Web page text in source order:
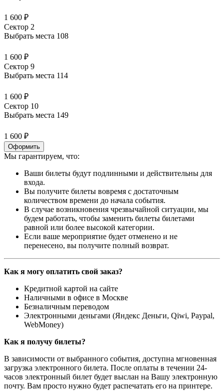
1 600 ₽
Сектор 2
Выбрать места 108
1 600 ₽
Сектор 9
Выбрать места 114
1 600 ₽
Сектор 10
Выбрать места 149
1 600 ₽
Оформить
Мы гарантируем, что:
Ваши билеты будут подлинными и действительны для
входа.
Вы получите билеты вовремя с достаточным
количеством времени до начала события.
В случае возникновения чрезвычайной ситуации, мы
будем работать, чтобы заменить билеты билетами
равной или более высокой категории.
Если ваше мероприятие будет отменено и не
перенесено, вы получите полный возврат.
Как я могу оплатить свой заказ?
Кредитной картой на сайте
Наличными в офисе в Москве
Безналичным переводом
Электронными деньгами (Яндекс Деньги, Qiwi, Paypal,
WebMoney)
Как я получу билеты?
В зависимости от выбранного события, доступна мгновенная
загрузка электронного билета. После оплаты в течении 24-
часов электронный билет будет выслан на Вашу электронную
почту. Вам просто нужно будет распечатать его на принтере.